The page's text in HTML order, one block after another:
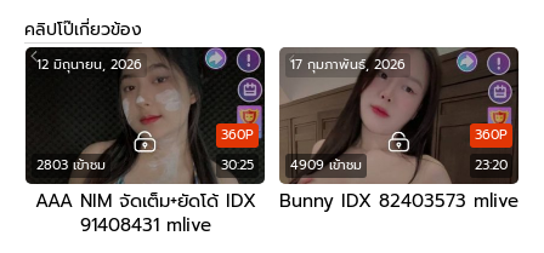
คลิปโป๊เกี่ยวข้อง
2803 เข้าชม 30:25
360P
12 มิถุนายน, 2026
AAA NIM จัดเต็ม+ยัดโด้ IDX
91408431 mlive
4909 เข้าชม 23:20
360P
17 กุมภาพันธ์, 2026
Bunny IDX 82403573 mlive